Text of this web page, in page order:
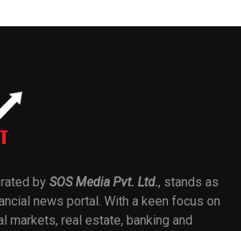
by SOS Media Pvt. Ltd., stands as
news portal. With a keen focus on
markets, real estate, banking and